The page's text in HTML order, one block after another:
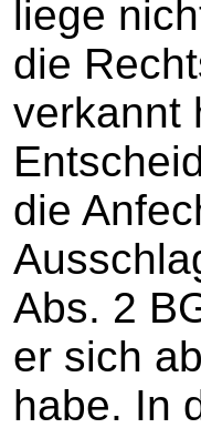
liege
die
verkannt
die
Abs. 2
er sich
habe. In